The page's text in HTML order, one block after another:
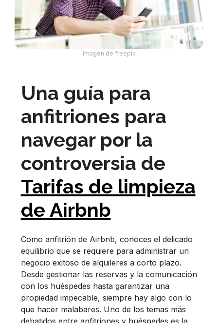
Imagen de freepik
Una guía para
anfitriones para
navegar por la
controversia de
Tarifas de limpieza
de Airbnb
Como anfitrión de Airbnb, conoces el delicado
equilibrio que se requiere para administrar un
negocio exitoso de alquileres a corto plazo.
Desde gestionar las reservas y la comunicación
con los huéspedes hasta garantizar una
propiedad impecable, siempre hay algo con lo
que hacer malabares. Uno de los temas más